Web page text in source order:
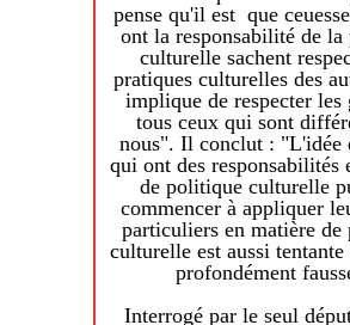
montants sont soumis à
l'organisateur étant,
soumis aux règlements
et assujetti aux impôts
activité de spectacle.
rien ne justifie que les
d'une corrida ne
spectacle pour lequel ils
acquittés de leur droit
tel trouble à l'ordre public
toléré, j'en suis
aucun autre spectacle."
préfère laisser de côté
selon laquelle une telle
contractuel et ne
que les aficionadas et
La phrase de l’aficionado
écrivain Albert Camus,
du Club taurin de Paris :
démocratie, ce n'est
de la majorité, mais la
protection de la
plus que jamais
soyons vigilants pour
pan important de l’Esprit
la Tauromachie au sens
Hugues BOUSQUET
pense qu'il est que ceu
ont la responsabilité de
culturelle sachent
pratiques culturelles des
implique de respecter les
tous ceux qui sont
nous". Il conclut : "L'idée
qui ont des responsabilités
de politique culturelle
commencer à appliquer
particuliers en matière de
culturelle est aussi tentante
profondément
Interrogé par le seul